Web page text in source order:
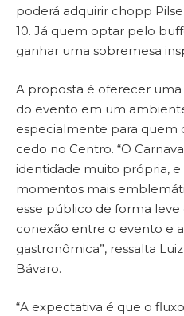
poderá adquirir chopp
10. Já quem optar pelo
ganhar uma sobremesa
A proposta é oferecer
do evento em um
especialmente para quem
cedo no Centro. “O
identidade muito própria,
momentos mais
esse público de forma
conexão entre o evento e
gastronômica”, ressalta
Bávaro.
“A expectativa é que o